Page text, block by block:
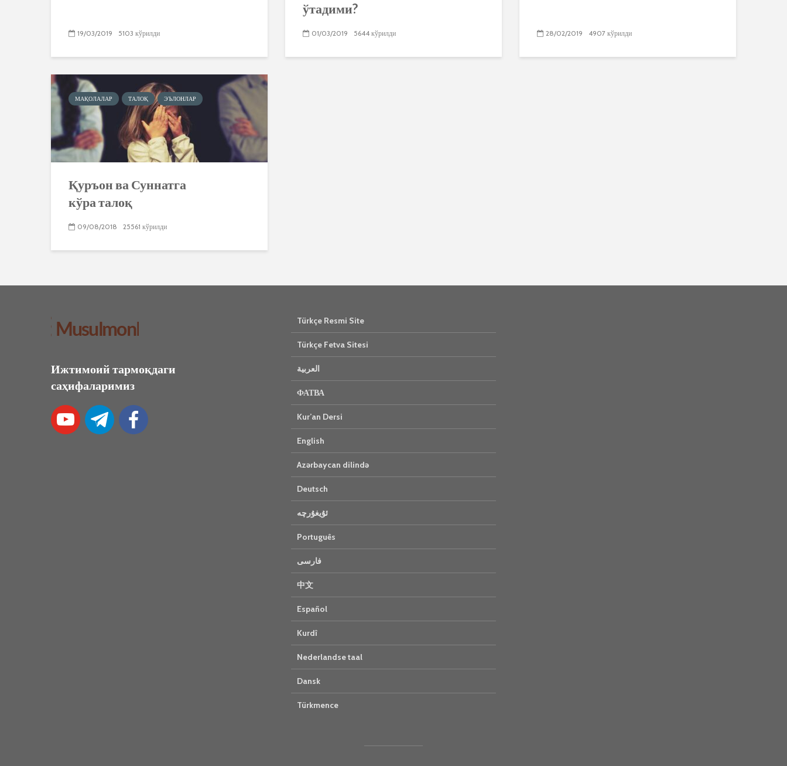
19/03/2019 5103 кўрилди
ўтадими?
01/03/2019 5644 кўрилди 28/02/2019 4907 кўрилди
МАҚОЛАЛАР ТАЛОҚ ЭЪЛОНЛАР
Қуръон ва Суннатга
кўра талоқ
09/08/2018 25561 кўрилди
Ижтимоий тармоқдаги
саҳифаларимиз
Türkçe Resmi Site
Türkçe Fetva Sitesi
العربية
ФАТВА
Kur’an Dersi
English
Azərbaycan dilində
Deutsch
ئۇيغۇرچە
Português
فارسی
中文
Español
Kurdî
Nederlandse taal
Dansk
Türkmence